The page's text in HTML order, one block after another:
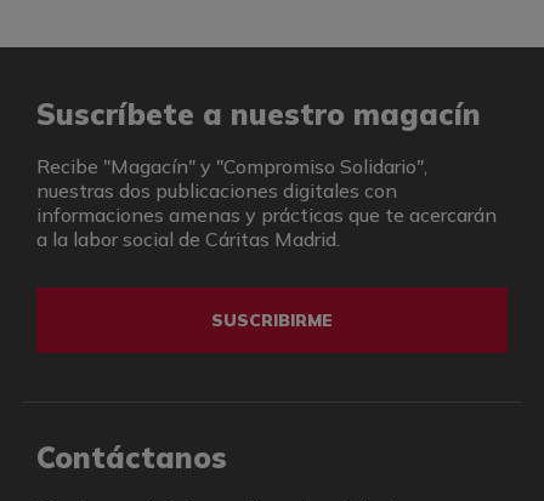
Suscríbete a nuestro magacín
Recibe "Magacín" y "Compromiso Solidario",
nuestras dos publicaciones digitales con
informaciones amenas y prácticas que te acercarán
a la labor social de Cáritas Madrid.
SUSCRIBIRME
Contáctanos